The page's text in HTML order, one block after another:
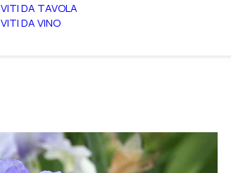
VITI DA TAVOLA
VITI DA VINO